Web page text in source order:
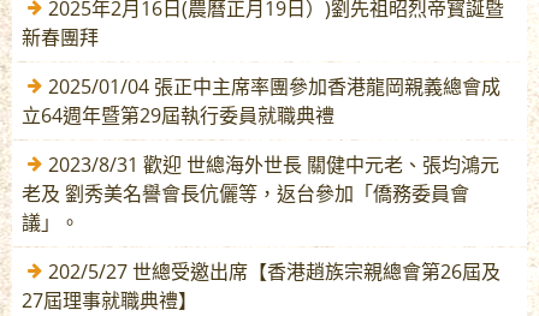
2025年2月16日(農曆正月19日）)劉先祖昭烈帝寳誕暨
新春團拜
2025/01/04 張正中主席率團參加香港龍岡親義總會成
立64週年暨第29屆執行委員就職典禮
2023/8/31 歡迎 世總海外世長 關健中元老、張均鴻元
老及 劉秀美名譽會長伉儷等，返台參加「僑務委員會
議」。
202/5/27 世總受邀出席【香港趙族宗親總會第26屆及
27屆理事就職典禮】